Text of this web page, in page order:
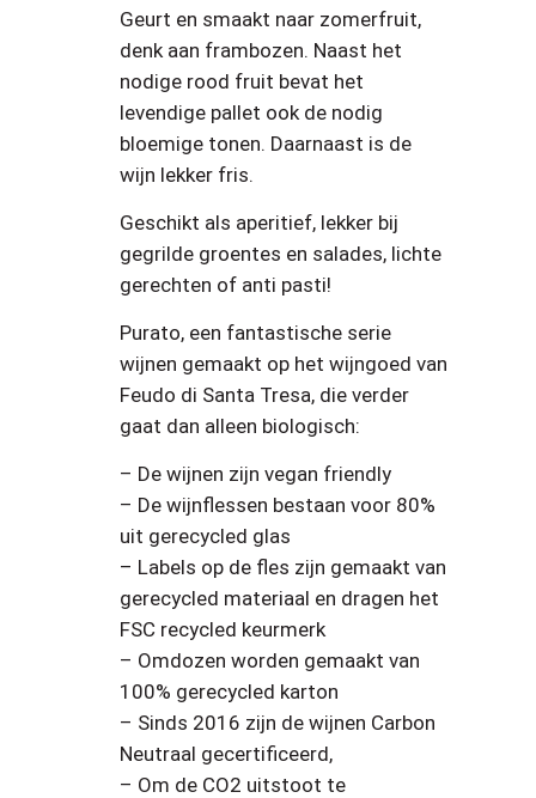
Geurt en smaakt naar zomerfruit,
denk aan frambozen. Naast het
nodige rood fruit bevat het
levendige pallet ook de nodig
bloemige tonen. Daarnaast is de
wijn lekker fris.
Geschikt als aperitief, lekker bij
gegrilde groentes en salades, lichte
gerechten of anti pasti!
Purato, een fantastische serie
wijnen gemaakt op het wijngoed van
Feudo di Santa Tresa, die verder
gaat dan alleen biologisch:
– De wijnen zijn vegan friendly
– De wijnflessen bestaan voor 80%
uit gerecycled glas
– Labels op de fles zijn gemaakt van
gerecycled materiaal en dragen het
FSC recycled keurmerk
– Omdozen worden gemaakt van
100% gerecycled karton
– Sinds 2016 zijn de wijnen Carbon
Neutraal gecertificeerd,
– Om de CO2 uitstoot te